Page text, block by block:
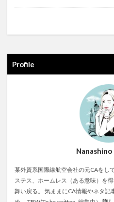
Profile
某外資系国際線航空会社の元CAをし
ステス、ホームレス（ある意味）を
舞い戻る。 気ままにCA情報やネタ記